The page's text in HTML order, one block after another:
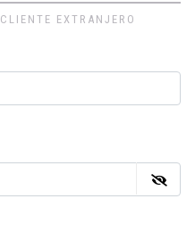
CLIENTE EXTRANJERO